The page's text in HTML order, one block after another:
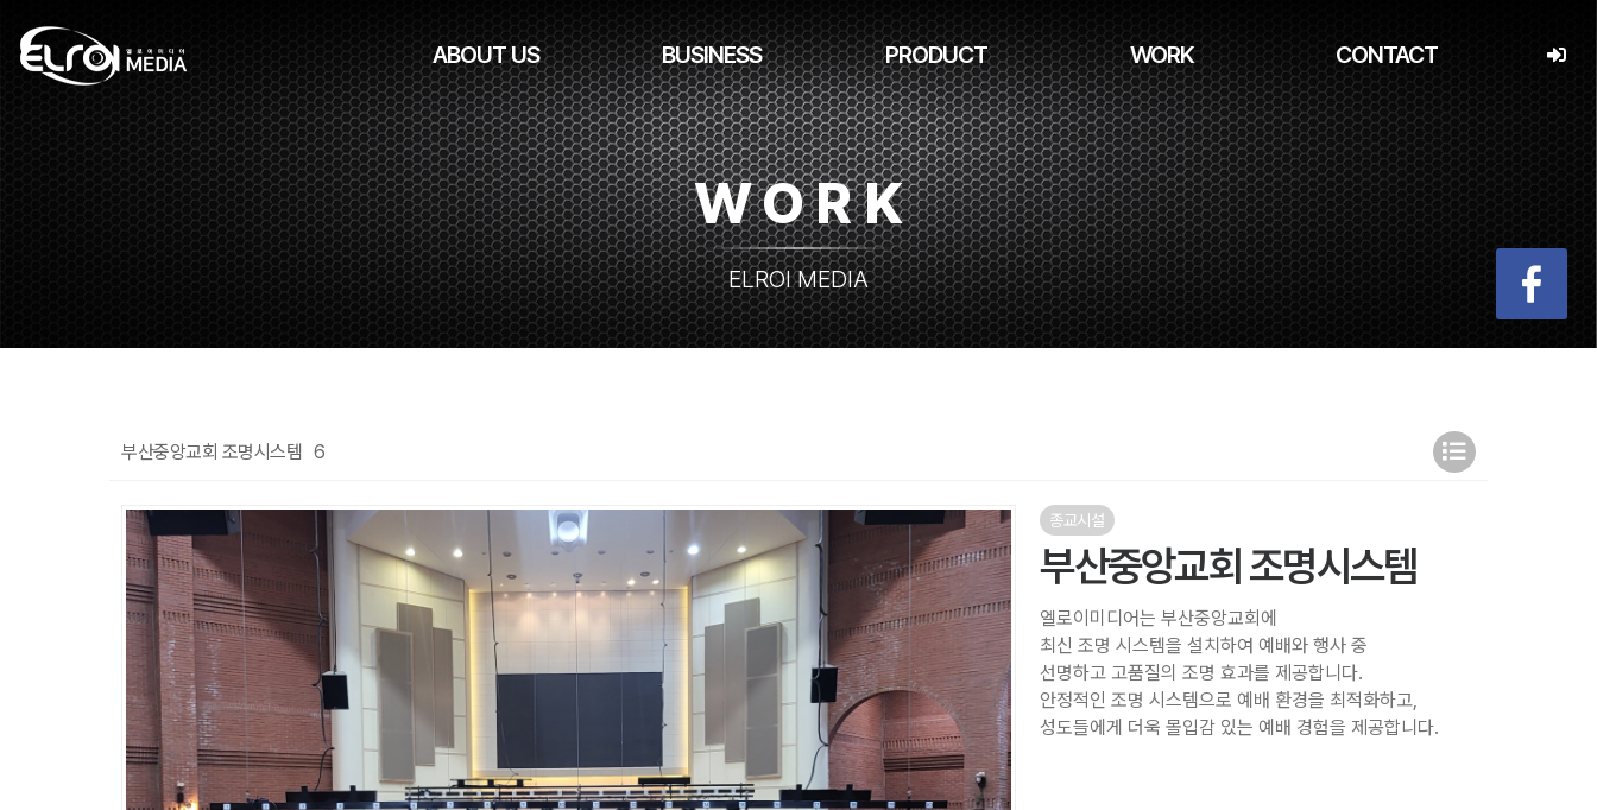
ABOUT US BUSINESS PRODUCT WORK CONTACT
WORK
ELROI MEDIA
부산중앙교회 조명시스템 6
종교시설
부산중앙교회 조명시스템
엘로이미디어는 부산중앙교회에
최신 조명 시스템을 설치하여 예배와 행사 중
선명하고 고품질의 조명 효과를 제공합니다.
안정적인 조명 시스템으로 예배 환경을 최적화하고,
성도들에게 더욱 몰입감 있는 예배 경험을 제공합니다.